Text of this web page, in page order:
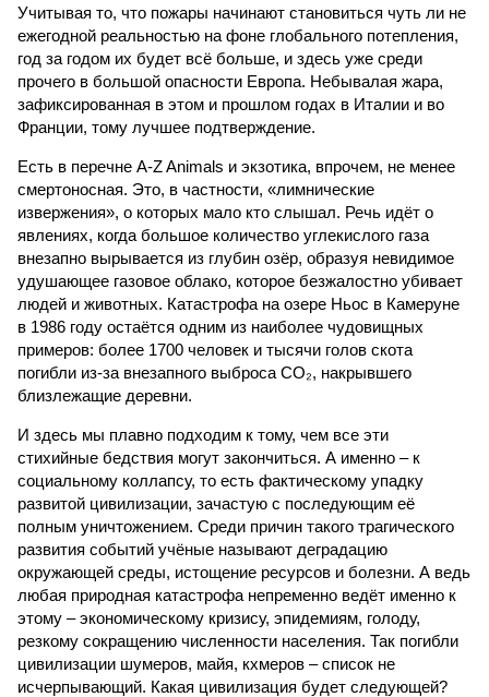
Учитывая то, что пожары начинают становиться чуть ли не
ежегодной реальностью на фоне глобального потепления,
год за годом их будет всё больше, и здесь уже среди
прочего в большой опасности Европа. Небывалая жара,
зафиксированная в этом и прошлом годах в Италии и во
Франции, тому лучшее подтверждение.
Есть в перечне A-Z Animals и экзотика, впрочем, не менее
смертоносная. Это, в частности, «лимнические
извержения», о которых мало кто слышал. Речь идёт о
явлениях, когда большое количество углекислого газа
внезапно вырывается из глубин озёр, образуя невидимое
удушающее газовое облако, которое безжалостно убивает
людей и животных. Катастрофа на озере Ньос в Камеруне
в 1986 году остаётся одним из наиболее чудовищных
примеров: более 1700 человек и тысячи голов скота
погибли из-за внезапного выброса CO₂, накрывшего
близлежащие деревни.
И здесь мы плавно подходим к тому, чем все эти
стихийные бедствия могут закончиться. А именно – к
социальному коллапсу, то есть фактическому упадку
развитой цивилизации, зачастую с последующим её
полным уничтожением. Среди причин такого трагического
развития событий учёные называют деградацию
окружающей среды, истощение ресурсов и болезни. А ведь
любая природная катастрофа непременно ведёт именно к
этому – экономическому кризису, эпидемиям, голоду,
резкому сокращению численности населения. Так погибли
цивилизации шумеров, майя, кхмеров – список не
исчерпывающий. Какая цивилизация будет следующей?